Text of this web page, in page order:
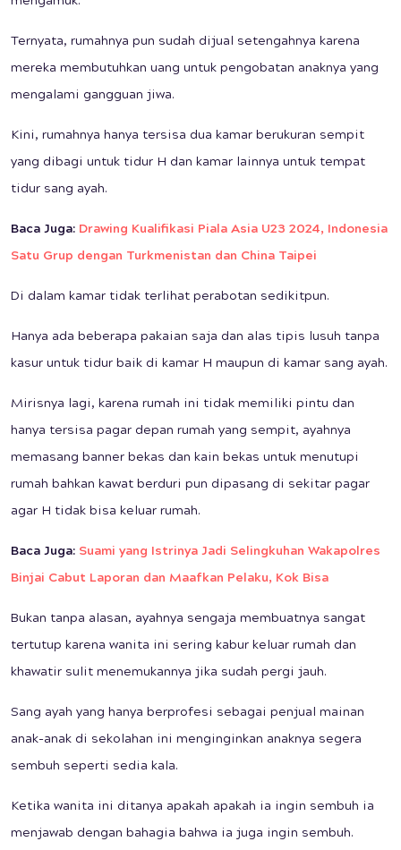
Ternyata, rumahnya pun sudah dijual setengahnya karena
mereka membutuhkan uang untuk pengobatan anaknya yang
mengalami gangguan jiwa.
Kini, rumahnya hanya tersisa dua kamar berukuran sempit
yang dibagi untuk tidur H dan kamar lainnya untuk tempat
tidur sang ayah.
Baca Juga: Drawing Kualifikasi Piala Asia U23 2024, Indonesia
Satu Grup dengan Turkmenistan dan China Taipei
Di dalam kamar tidak terlihat perabotan sedikitpun.
Hanya ada beberapa pakaian saja dan alas tipis lusuh tanpa
kasur untuk tidur baik di kamar H maupun di kamar sang ayah.
Mirisnya lagi, karena rumah ini tidak memiliki pintu dan
hanya tersisa pagar depan rumah yang sempit, ayahnya
memasang banner bekas dan kain bekas untuk menutupi
rumah bahkan kawat berduri pun dipasang di sekitar pagar
agar H tidak bisa keluar rumah.
Baca Juga: Suami yang Istrinya Jadi Selingkuhan Wakapolres
Binjai Cabut Laporan dan Maafkan Pelaku, Kok Bisa
Bukan tanpa alasan, ayahnya sengaja membuatnya sangat
tertutup karena wanita ini sering kabur keluar rumah dan
khawatir sulit menemukannya jika sudah pergi jauh.
Sang ayah yang hanya berprofesi sebagai penjual mainan
anak-anak di sekolahan ini menginginkan anaknya segera
sembuh seperti sedia kala.
Ketika wanita ini ditanya apakah apakah ia ingin sembuh ia
menjawab dengan bahagia bahwa ia juga ingin sembuh.